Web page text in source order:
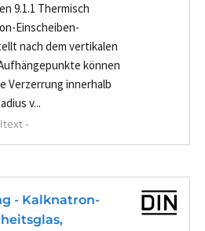
9.1.1 Thermisch
Einscheiben-
nach dem vertikalen
können
Verzerrung innerhalb
v...
-
- Kalknatron-